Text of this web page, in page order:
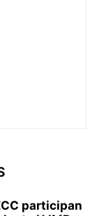
participan